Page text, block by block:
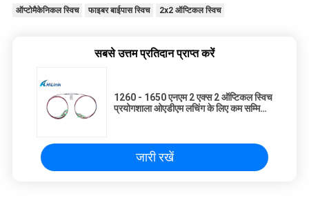
ऑप्टोमैकेनिकल स्विच फाइबर बाईपास स्विच 2x2 ऑप्टिकल स्विच
सबसे उत्तम प्रतिदान प्राप्त करें
1260 - 1650 एनएम 2 एक्स 2 ऑप्टिकल स्विच
प्रयोगशाला ओएडीएम लचिंग के लिए कम सम्मिलन
जारी रखें